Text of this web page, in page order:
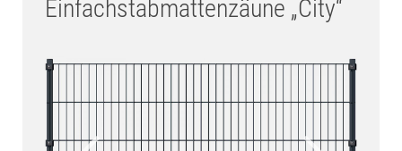
Einfachstabmattenzäune „City“